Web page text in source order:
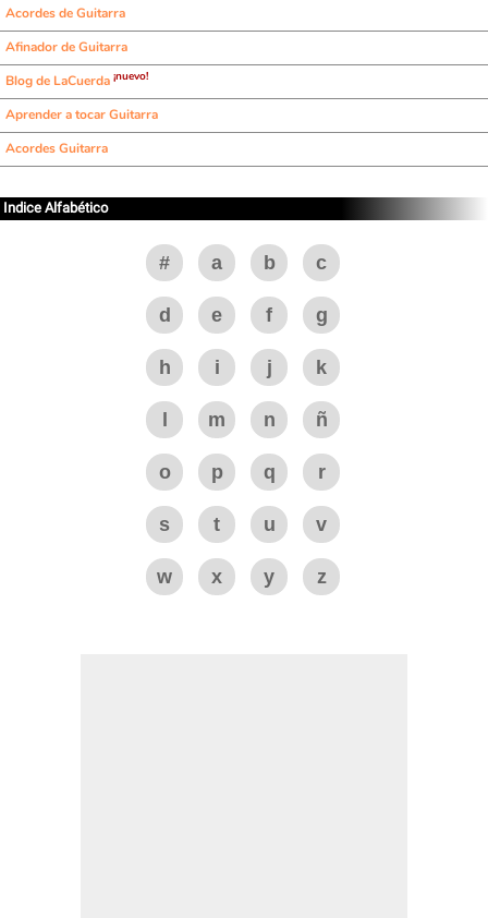
Acordes de Guitarra
Afinador de Guitarra
Blog de LaCuerda ¡nuevo!
Aprender a tocar Guitarra
Acordes Guitarra
Indice Alfabético
# a b c
d e f g
h i j k
m n ñ
o p q r
s t u v
w x y z